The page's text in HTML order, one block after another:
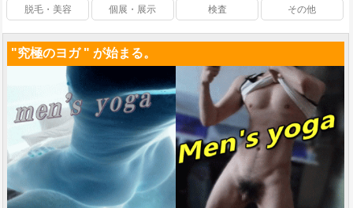
脱毛・美容 個展・展示 検査 その他
"究極のヨガ " が始まる。